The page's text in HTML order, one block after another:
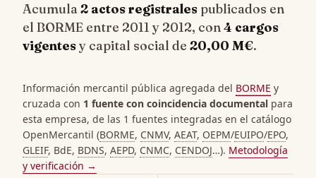
Acumula2 actos registrales publicados en
el BORME entre 2011 y 2012, con4 cargos
vigentesy capital social de 20,00 M€.
Información mercantil pública agregada del BORME y
cruzada con 1 fuente con coincidencia documental para
esta empresa, de las 1 fuentes integradas en el catálogo
OpenMercantil (BORME, CNMV, AEAT, OEPM/EUIPO/EPO,
GLEIF, BdE, BDNS, AEPD, CNMC, CENDOJ…). Metodología
y verificación →